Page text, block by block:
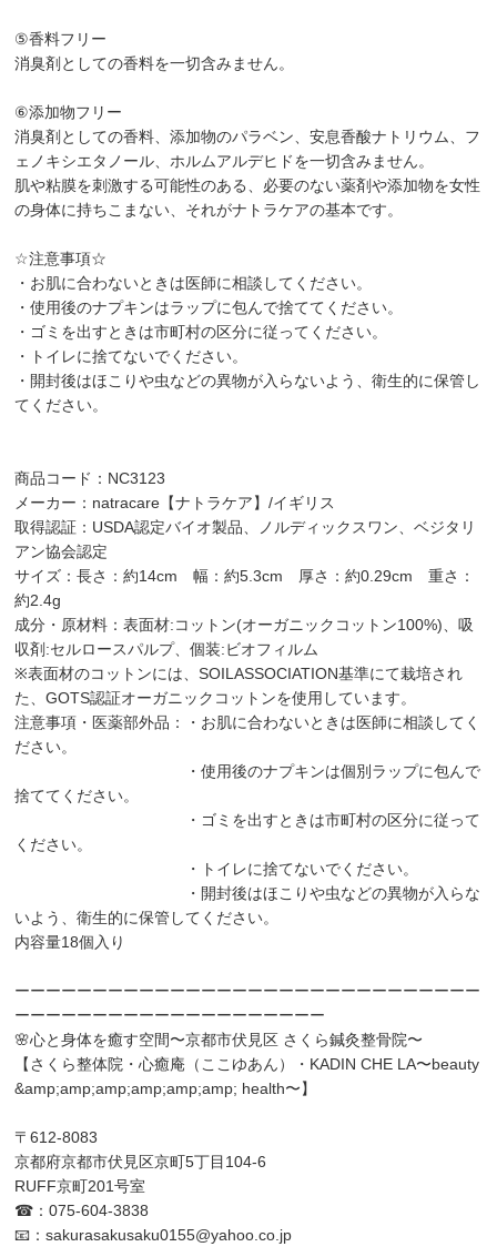
⑤香料フリー
消臭剤としての香料を一切含みません。
⑥添加物フリー
消臭剤としての香料、添加物のパラベン、安息香酸ナトリウム、フ
ェノキシエタノール、ホルムアルデヒドを一切含みません。
肌や粘膜を刺激する可能性のある、必要のない薬剤や添加物を女性
の身体に持ちこまない、それがナトラケアの基本です。
☆注意事項☆
・お肌に合わないときは医師に相談してください。
・使用後のナプキンはラップに包んで捨ててください。
・ゴミを出すときは市町村の区分に従ってください。
・トイレに捨てないでください。
・開封後はほこりや虫などの異物が入らないよう、衛生的に保管し
てください。
商品コード：NC3123
メーカー：natracare【ナトラケア】/イギリス
取得認証：USDA認定バイオ製品、ノルディックスワン、ベジタリ
アン協会認定
サイズ：長さ：約14cm 幅：約5.3cm 厚さ：約0.29cm 重さ：
約2.4g
成分・原材料：表面材:コットン(オーガニックコットン100%)、吸
収剤:セルロースパルプ、個装:ビオフィルム
※表面材のコットンには、SOILASSOCIATION基準にて栽培され
た、GOTS認証オーガニックコットンを使用しています。
注意事項・医薬部外品：・お肌に合わないときは医師に相談してく
ださい。
・使用後のナプキンは個別ラップに包んで
捨ててください。
・ゴミを出すときは市町村の区分に従って
ください。
・トイレに捨てないでください。
・開封後はほこりや虫などの異物が入らな
いよう、衛生的に保管してください。
内容量18個入り
ーーーーーーーーーーーーーーーーーーーーーーーーーーーーーー
ーーーーーーーーーーーーーーーーーーーー
🌸心と身体を癒す空間〜京都市伏見区 さくら鍼灸整骨院〜
【さくら整体院・心癒庵（ここゆあん）・KADIN CHE LA〜beauty
&amp;amp;amp;amp;amp;amp; health〜】
〒612-8083
京都府京都市伏見区京町5丁目104-6
RUFF京町201号室
☎：075-604-3838
📧：sakurasakusaku0155@yahoo.co.jp